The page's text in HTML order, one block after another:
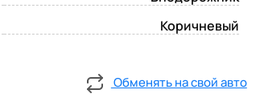
Коричневый
Обменять на свой авто